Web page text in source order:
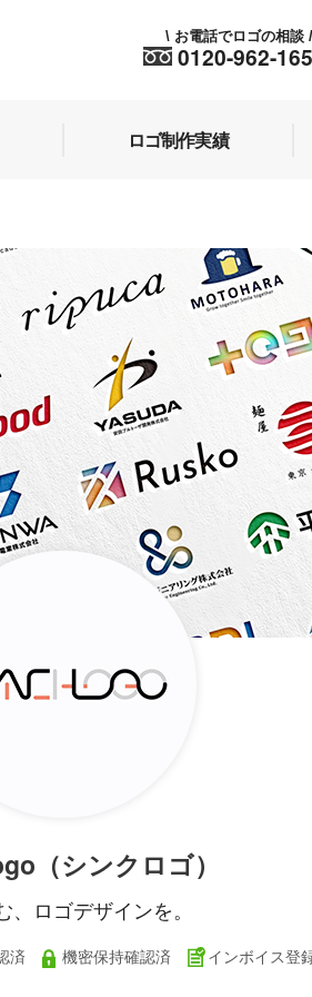
0120-962-165
\ お電話でロゴの相談 /
ロゴ制作実績
（シンクロゴ）
、ロゴデザインを。
済 機密保持確認済 インボイス登